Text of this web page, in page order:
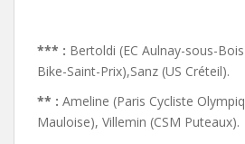
*** : Bertoldi (EC Aulnay-sous-
Bike-Saint-Prix),Sanz (US Créteil).
** : Ameline (Paris Cycliste
Mauloise), Villemin (CSM Puteaux).